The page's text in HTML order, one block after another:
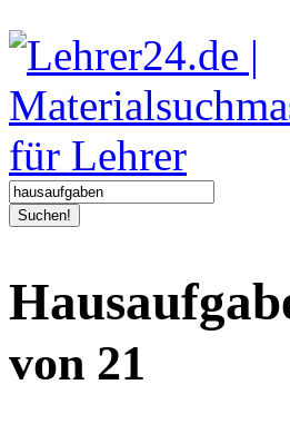
Suchen!
von 21